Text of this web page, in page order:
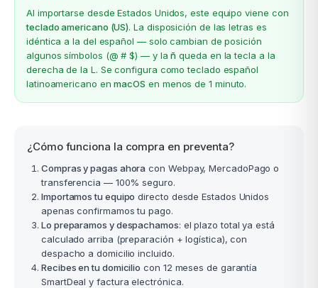
Al importarse desde Estados Unidos, este equipo viene con
teclado americano (US). La disposición de las letras es
idéntica a la del español — solo cambian de posición
algunos símbolos (@ # $) — y lañ queda en la tecla a la
derecha de la L. Se configura como teclado español
latinoamericano enmacOS en menos de 1 minuto.
¿Cómo funciona la compra en preventa?
Compras y pagas ahora con Webpay, MercadoPago o
transferencia — 100% seguro.
Importamos tu equipo directo desde Estados Unidos
apenas confirmamos tu pago.
Lo preparamos y despachamos: el plazo total ya está
calculado arriba (preparación + logística), con
despacho a domicilio incluido.
Recibes en tu domicilio con 12 meses de garantía
SmartDeal y factura electrónica.